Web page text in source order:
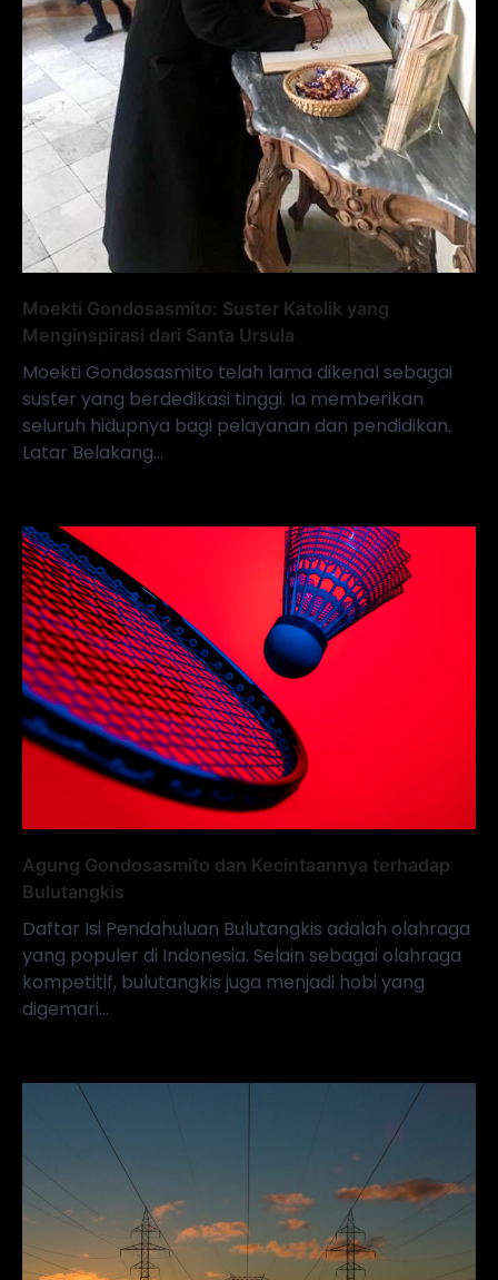
Moekti Gondosasmito: Suster Katolik yang
Menginspirasi dari Santa Ursula
Moekti Gondosasmito telah lama dikenal sebagai
suster yang berdedikasi tinggi. Ia memberikan
seluruh hidupnya bagi pelayanan dan pendidikan.
Latar Belakang…
Agung Gondosasmito dan Kecintaannya terhadap
Bulutangkis
Daftar Isi Pendahuluan Bulutangkis adalah olahraga
yang populer di Indonesia. Selain sebagai olahraga
kompetitif, bulutangkis juga menjadi hobi yang
digemari…